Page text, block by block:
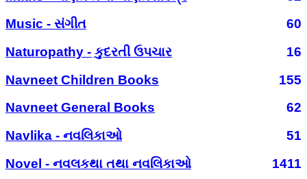
Music - સંગીત
60
Naturopathy - કુદરતી ઉપચાર
16
Navneet Children Books
155
Navneet General Books
62
Navlika - નવલિકાઓ
51
Novel - નવલકથા તથા નવલિકાઓ
1411